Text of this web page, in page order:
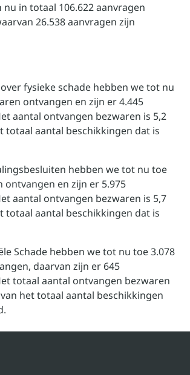
nu in totaal 106.622 aanvragen
26.538 aanvragen zijn
fysieke schade hebben we tot nu
ontvangen en zijn er 4.445
aantal ontvangen bezwaren is 5,2
totaal aantal beschikkingen dat is
hebben we tot nu toe
ontvangen en zijn er 5.975
aantal ontvangen bezwaren is 5,7
totaal aantal beschikkingen dat is
Schade hebben we tot nu toe 3.078
daarvan zijn er 645
totaal aantal ontvangen bezwaren
het totaal aantal beschikkingen